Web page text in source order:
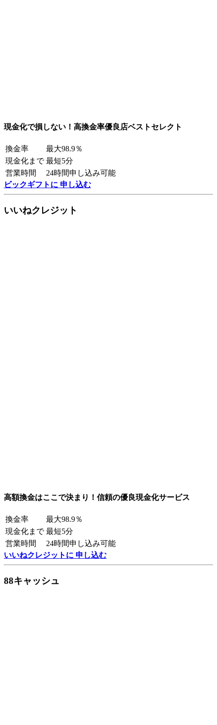
現金化で損しない！高換金率優良店ベストセレクト
換金率
最大98.9％
現金化まで 最短5分
営業時間
24時間申し込み可能
ビックギフトに 申し込む
いいねクレジット
高額換金はここで決まり！信頼の優良現金化サービス
換金率
最大98.9％
現金化まで 最短5分
営業時間
24時間申し込み可能
いいねクレジットに 申し込む
88キャッシュ